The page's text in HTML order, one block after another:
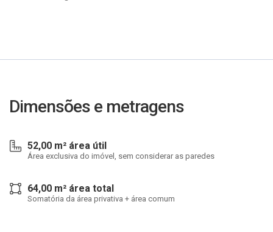
Dimensões e metragens
52,00 m² área útil
Área exclusiva do imóvel, sem considerar as paredes
64,00 m² área total
Somatória da área privativa + área comum